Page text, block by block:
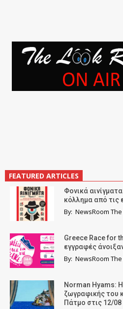
FEATURED ARTICLES
Φονικά
κόλλημα από τις
By: NewsRoom The
Greece Race for
εγγραφές
By: NewsRoom The
Norman Hyams:
ζωγραφικής του
Πάτμο στις 12/08